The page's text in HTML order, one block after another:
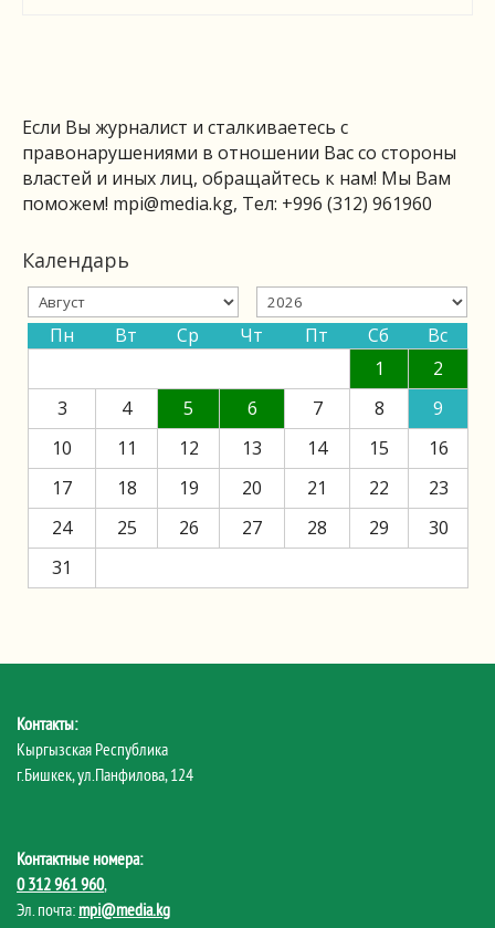
Если Вы журналист и сталкиваетесь с
правонарушениями в отношении Вас со стороны
властей и иных лиц, обращайтесь к нам! Мы Вам
поможем! mpi@media.kg, Тел: +996 (312) 961960
Календарь
Пн Вт Ср Чт Пт Сб
Вс
1
2
3
4 5 6 7 8
9
10
11 12 13 14 15
16
17
18 19 20 21 22
23
24
25 26 27 28 29
30
31
Контакты:
Кыргызская Республика
г.Бишкек, ул.Панфилова, 124
Контактные номера:
0 312 961 960,
Эл. почта: mpi@media.kg